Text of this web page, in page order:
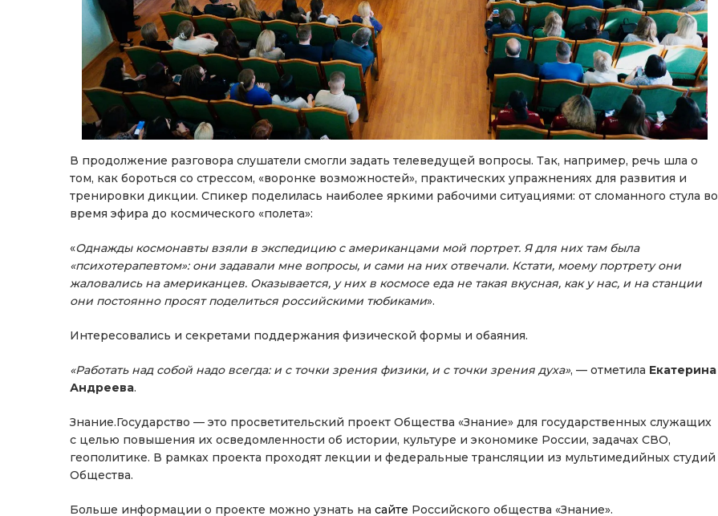
В продолжение разговора слушатели смогли задать телеведущей вопросы. Так, например, речь шла о
том, как бороться со стрессом, «воронке возможностей», практических упражнениях для развития и
тренировки дикции. Спикер поделилась наиболее яркими рабочими ситуациями: от сломанного стула во
время эфира до космического «полета»:
«Однажды космонавты взяли в экспедицию с американцами мой портрет. Я для них там была
«психотерапевтом»: они задавали мне вопросы, и сами на них отвечали. Кстати, моему портрету они
жаловались на американцев. Оказывается, у них в космосе еда не такая вкусная, как у нас, и на станции
они постоянно просят поделиться российскими тюбиками».
Интересовались и секретами поддержания физической формы и обаяния.
«Работать над собой надо всегда: и с точки зрения физики, и с точки зрения духа», — отметила Екатерина
Андреева.
Знание.Государство — это просветительский проект Общества «Знание» для государственных служащих
с целью повышения их осведомленности об истории, культуре и экономике России, задачах СВО,
геополитике. В рамках проекта проходят лекции и федеральные трансляции из мультимедийных студий
Общества.
Больше информации о проекте можно узнать на сайте Российского общества «Знание».